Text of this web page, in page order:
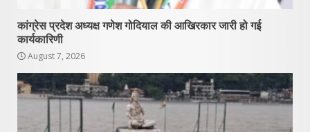
कांग्रेस प्रदेश अध्यक्ष गणेश गोदियाल की आखिरकार जारी हो गई
कार्यकारिणी
August 7, 2026